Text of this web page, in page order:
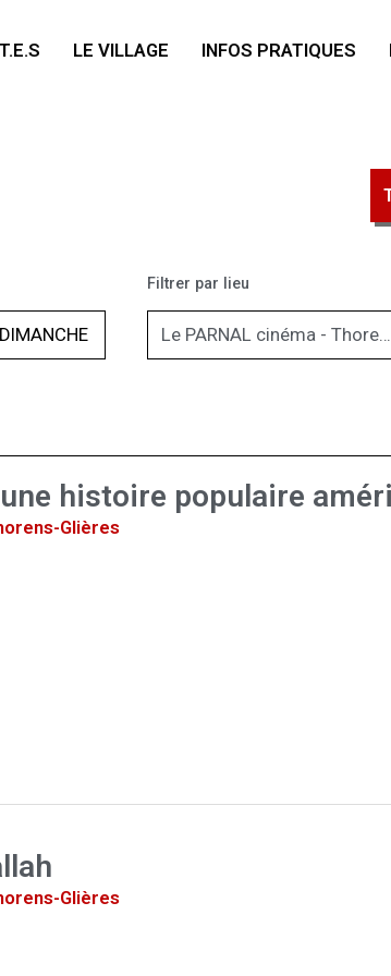
LE VILLAGE INFOS PRATIQUES
DIMANCHE
Filtrer par lieu
Le PARNAL cinéma - Thorens-Glières
histoire populaire
Glières
Glières